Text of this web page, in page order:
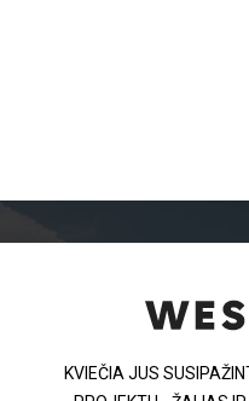
WESTHUB
KVIEČIA JUS